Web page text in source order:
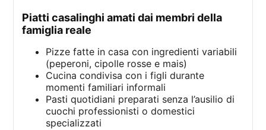
piatti casalinghi amati dai membri della
famiglia reale
Pizze fatte in casa con ingredienti variabili
(peperoni, cipolle rosse e mais)
Cucina condivisa con i figli durante
momenti familiari informali
Pasti quotidiani preparati senza l’ausilio di
cuochi professionisti o domestici
specializzati